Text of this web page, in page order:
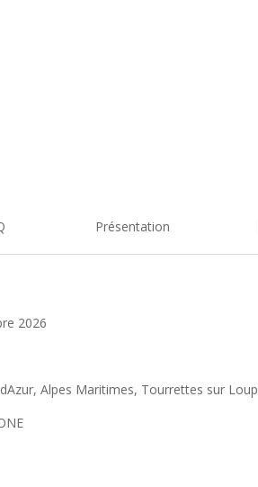
Présentation
2026
Alpes Maritimes, Tourrettes sur Loup